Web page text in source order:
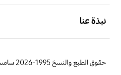
نبذة عنا
حقوق الطبع والنسخ 1995-2026 سامسونج. جميع الحقوق محفوظة.